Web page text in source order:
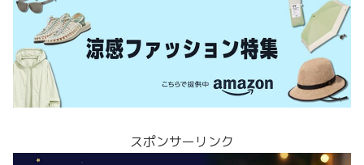
スポンサーリンク